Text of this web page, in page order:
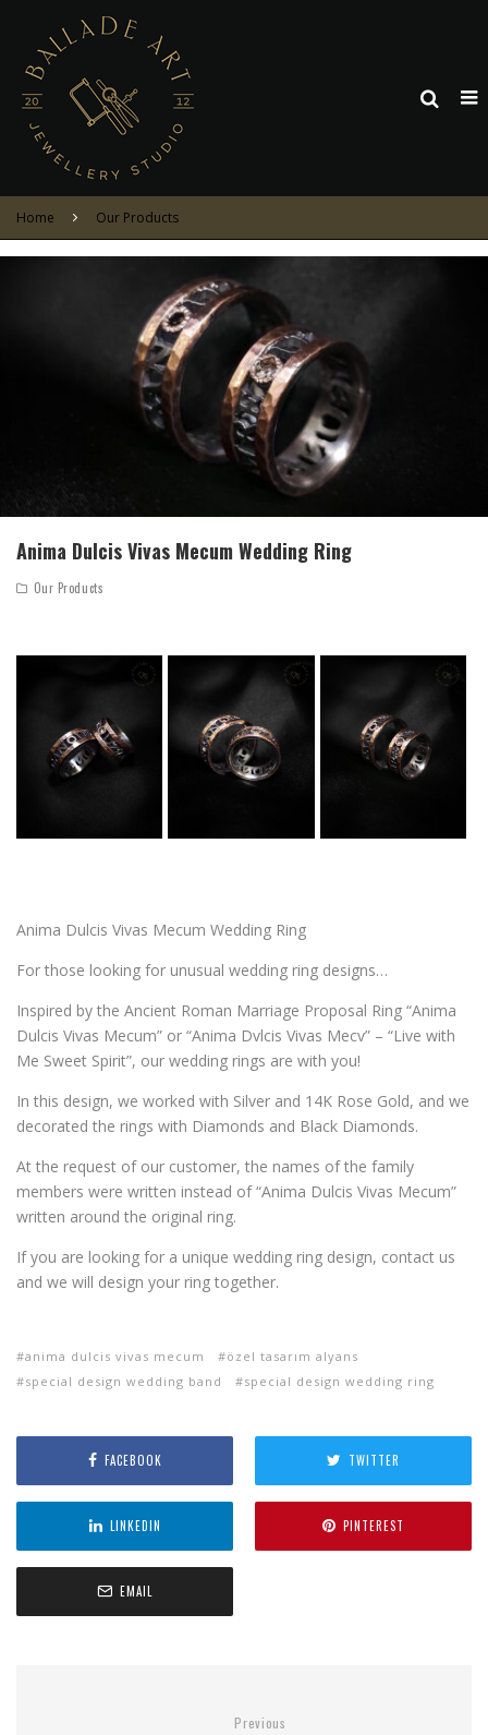
Home Our Products
Anima Dulcis Vivas Mecum Wedding Ring
Our Products
Anima Dulcis Vivas Mecum Wedding Ring
For those looking for unusual wedding ring designs…
Inspired by the Ancient Roman Marriage Proposal Ring “Anima
Dulcis Vivas Mecum” or “Anima Dvlcis Vivas Mecv” – “Live with
Me Sweet Spirit”, our wedding rings are with you!
In this design, we worked with Silver and 14K Rose Gold, and we
decorated the rings with Diamonds and Black Diamonds.
At the request of our customer, the names of the family
members were written instead of “Anima Dulcis Vivas Mecum”
written around the original ring.
If you are looking for a unique wedding ring design, contact us
and we will design your ring together.
anima dulcis vivas mecum
özel tasarım alyans
special design wedding band
special design wedding ring
FACEBOOK TWITTER
LINKEDIN PINTEREST
EMAIL
Previous